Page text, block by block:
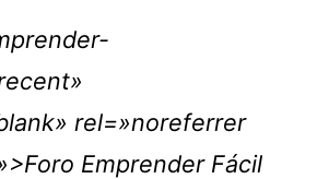
rel=»noreferrer
Emprender Fácil